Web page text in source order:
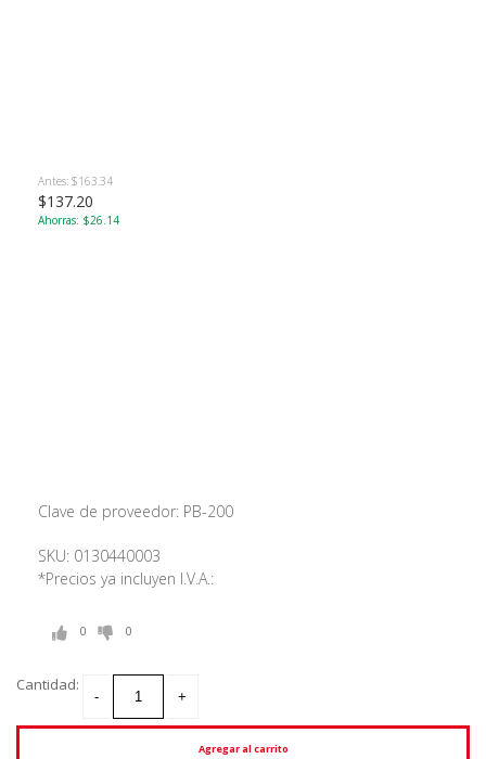
Antes: $163.34
$137.20
Ahorras: $26.14
Clave de proveedor: PB-200
SKU: 0130440003
*Precios ya incluyen I.V.A.:
0 0
Cantidad:
Agregar al carrito